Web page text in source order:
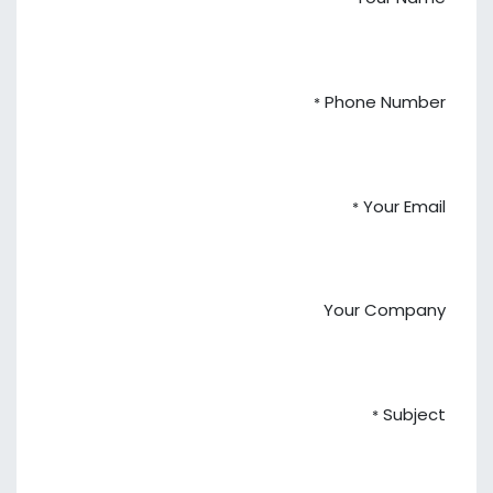
Phone Number
*
Your Email
*
Your Company
Subject
*